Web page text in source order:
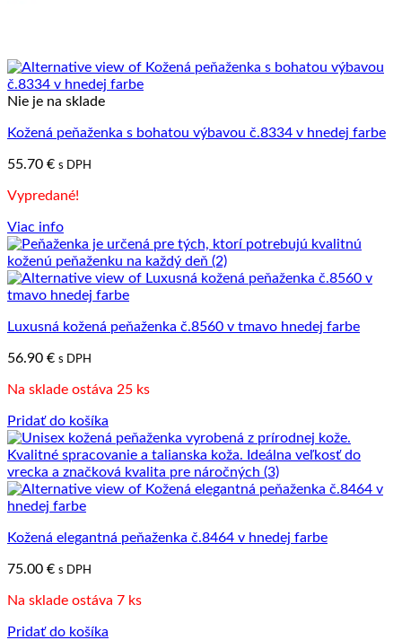
Nie je na sklade
Kožená peňaženka s bohatou výbavou č.8334 v hnedej farbe
55.70 € s DPH
Vypredané!
Viac info
Luxusná kožená peňaženka č.8560 v tmavo hnedej farbe
56.90 € s DPH
Na sklade ostáva 25 ks
Pridať do košíka
Kožená elegantná peňaženka č.8464 v hnedej farbe
75.00 € s DPH
Na sklade ostáva 7 ks
Pridať do košíka